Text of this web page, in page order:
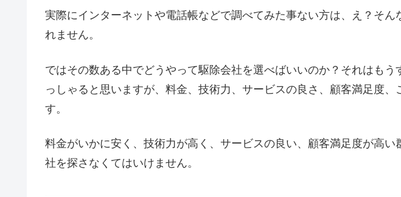
実際にインターネットや電話帳などで調べてみた事ない方は、え？そん
れません。
ではその数ある中でどうやって駆除会社を選べばいいのか？それはもう
っしゃると思いますが、料金、技術力、サービスの良さ、顧客満足度、
す。
料金がいかに安く、技術力が高く、サービスの良い、顧客満足度が高い
社を探さなくてはいけません。